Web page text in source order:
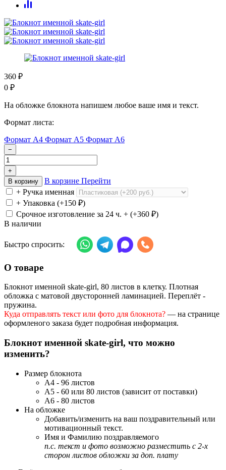
360 ₽
0 ₽
На обложке блокнота напишем любое ваше имя и текст.
Формат листа:
Формат А4 Формат А5 Формат А6
−
+
В корзину
В корзине Перейти
+ Ручка именная
+ Упаковка (+150 ₽)
Срочное изготовление за 24 ч. + (+360 ₽)
В наличии
Быстро спросить:
О товаре
Блокнот именной skate-girl, 80 листов в клетку. Плотная
обложка с матовой двусторонней ламинацией. Переплёт -
пружина.
Куда отправлять текст или фото для блокнота? — на странице
оформленого заказа будет подробная информация.
Блокнот именной skate-girl, что можно
изменить?
Размер блокнота
А4 - 96 листов
А5 - 60 или 80 листов (зависит от поставки)
А6 - 80 листов
На обложке
Добавить/изменить на ваш поздравительный или
мотивационный текст.
Имя и Фамилию поздравляемого
п.с. текст и фото возможно разместить с 2-х
сторон листов обложки за доп. плату